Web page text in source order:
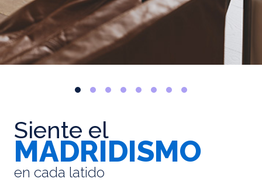
Siente el
MADRIDISMO
en cada latido